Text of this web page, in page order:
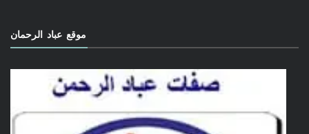
موقع عباد الرحمان